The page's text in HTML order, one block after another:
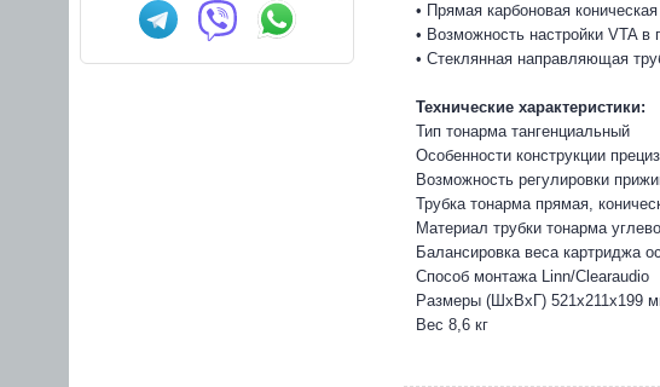
• Прямая карбоновая
• Возможность настройки VTA в
• Стеклянная направляющая
Технические характеристики:
Тип тонарма тангенциальный
Особенности конструкции
Возможность регулировки
Трубка тонарма прямая,
Материал трубки тонарма
Балансировка веса картриджа
Способ монтажа Linn/Clearaudio
Размеры (ШхВхГ) 521х211х199
Вес 8,6 кг